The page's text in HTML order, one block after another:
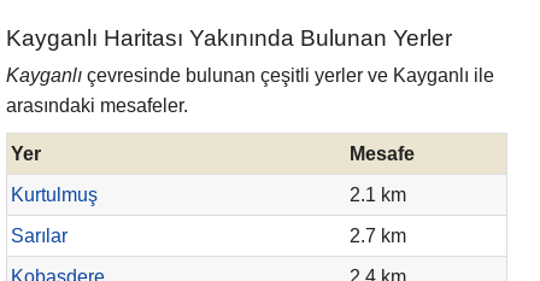
Kayganlı Haritası Yakınında Bulunan Yerler
Kayganlı çevresinde bulunan çeşitli yerler ve Kayganlı ile
arasındaki mesafeler.
Yer
Mesafe
Kurtulmuş
2.1 km
Sarılar
2.7 km
Kobaşdere
2.4 km